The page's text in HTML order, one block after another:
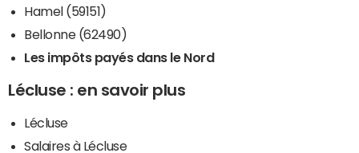
Hamel (59151)
Bellonne (62490)
Les impôts payés dans le Nord
Lécluse : en savoir plus
Lécluse
Salaires à Lécluse